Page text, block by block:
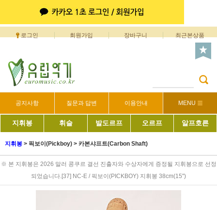
로그인 회원가입 장바구니 최근본상품
공지사항 질문과 답변 이용안내 MENU
지휘봉 휘슬 발도르프 오르프 알프호른
지휘봉 > 픽보이(Pickboy) > 카본샤프트(Carbon Shaft)
※ 본 지휘봉은 2026 말러 콩쿠르 결선 진출자와 수상자에게 증정될 지휘봉으로 선정
되었습니다.[37] NC-E / 픽보이(PICKBOY) 지휘봉 38cm(15")